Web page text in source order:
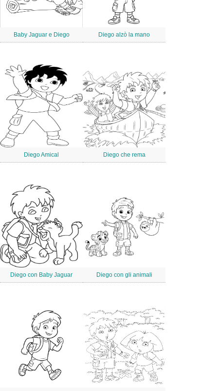
Baby Jaguar e Diego Diego alzò la mano
Diego Amical Diego che rema
Diego con Baby Jaguar Diego con gli animali